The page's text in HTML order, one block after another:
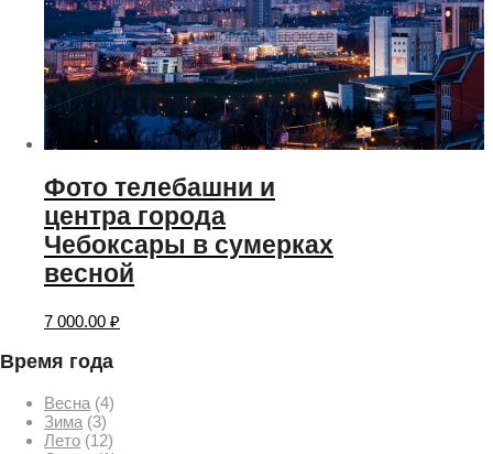
Фото телебашни и
центра города
Чебоксары в сумерках
весной
7 000.00 ₽
Время года
Весна (4)
Зима (3)
Лето (12)